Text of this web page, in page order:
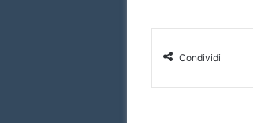
Condividi